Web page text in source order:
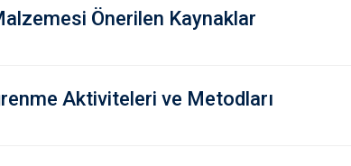
Önerilen Kaynaklar
Aktiviteleri ve Metodları